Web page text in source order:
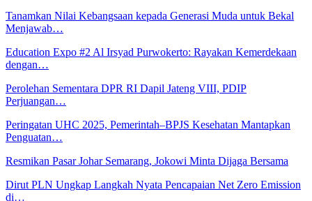
Tanamkan Nilai Kebangsaan kepada Generasi Muda untuk Bekal
Menjawab…
Education Expo #2 Al Irsyad Purwokerto: Rayakan Kemerdekaan
dengan…
Perolehan Sementara DPR RI Dapil Jateng VIII, PDIP
Perjuangan…
Peringatan UHC 2025, Pemerintah–BPJS Kesehatan Mantapkan
Penguatan…
Resmikan Pasar Johar Semarang, Jokowi Minta Dijaga Bersama
Dirut PLN Ungkap Langkah Nyata Pencapaian Net Zero Emission
di…